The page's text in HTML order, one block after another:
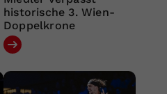
historische 3. Wien-
Doppelkrone